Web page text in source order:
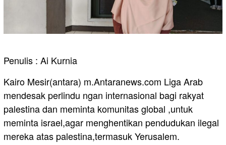
Penulis : Ai Kurnia
Kairo Mesir(antara) m.Antaranews.com Liga Arab
mendesak perlindu ngan internasional bagi rakyat
palestina dan meminta komunitas global ,untuk
meminta israel,agar menghentikan pendudukan ilegal
mereka atas palestina,termasuk Yerusalem.